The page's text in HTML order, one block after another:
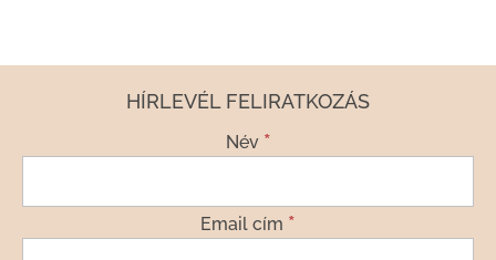
HÍRLEVÉL FELIRATKOZÁS
Név *
Email cím *